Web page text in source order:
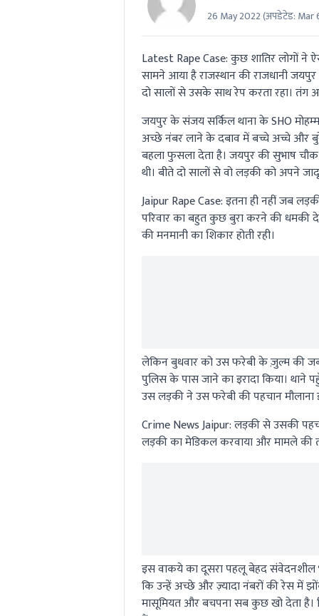
26 May 2022(अपडेटेड: Mar
Latest Rape Case:कुछ शातिर लोगों ने
सामने आया है राजस्थान की राजधानी
दो सालों से उसके साथ रेप करता रहा।
जयपुर के संजय सर्किल थाना के SHO
अच्छे नंबर लाने के दबाव में बच्चे अच्चे और
बहला फुसला देता है। जयपुर की सुभाष
थी। बीते दो सालों से वो लड़की को अपने
Jaipur Rape Case:इतना ही नहीं जब
परिवार का बहुत कुछ बुरा करने की धमकी
की मनमानी का शिकार होती रही।
लेकिन बुधवार को उस फरेबी के ज़ुल्म की
पुलिस के पास जाने का इरादा किया।
उस लड़की ने उस फरेबी की पहचान मौलाना
Crime News Jaipur:लड़की से उसकी
लड़की का मेडिकल करवाया और मामले की
इस वाकये का दूसरा पहलू बेहद संवेदनशील
कि उन्हें अच्छे और ज़्यादा नंबरों की रेस में
मासूमियत और बचपना सब कुछ खो देता है।